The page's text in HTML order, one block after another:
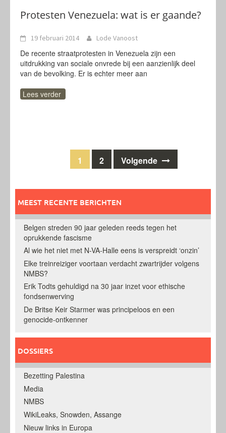
Protesten Venezuela: wat is er gaande?
19 februari 2014 Lode Vanoost
De recente straatprotesten in Venezuela zijn een
uitdrukking van sociale onvrede bij een aanzienlijk deel
van de bevolking. Er is echter meer aan
Lees verder
Berichten
1 2 Volgende
MEEST RECENTE BERICHTEN
Belgen streden 90 jaar geleden reeds tegen het
oprukkende fascisme
Al wie het niet met N-VA-Halle eens is verspreidt ‘onzin’
Elke treinreiziger voortaan verdacht zwartrijder volgens
NMBS?
Erik Todts gehuldigd na 30 jaar inzet voor ethische
fondsenwerving
De Britse Keir Starmer was principeloos en een
genocide-ontkenner
DOSSIERS
Bezetting Palestina
Media
NMBS
WikiLeaks, Snowden, Assange
Nieuw links in Europa